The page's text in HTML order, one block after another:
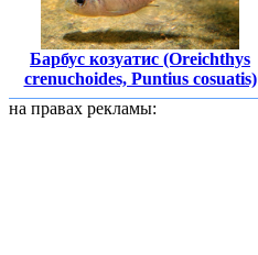
Барбус козуатис (Oreichthys
crenuchoides, Puntius cosuatis)
на правах рекламы: